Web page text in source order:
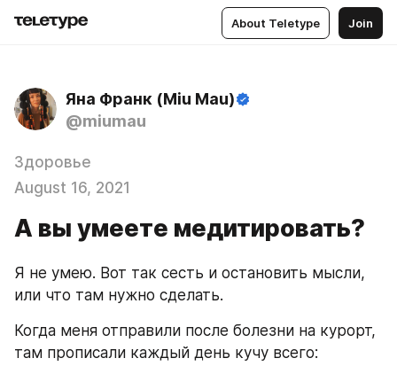
About Teletype Join
Яна Франк (Miu Mau)
@miumau
Здоровье
August 16, 2021
А вы умеете медитировать?
Я не умею. Вот так сесть и остановить мысли,
или что там нужно сделать.
Когда меня отправили после болезни на курорт,
там прописали каждый день кучу всего: